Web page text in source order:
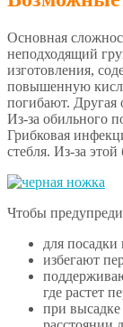
Основная
неподходящий
изготовления,
повышенную
погибают. Другая
Из-за обильного
Грибковая
стебля. Из-за
Чтобы
для
избегают
где растет
при